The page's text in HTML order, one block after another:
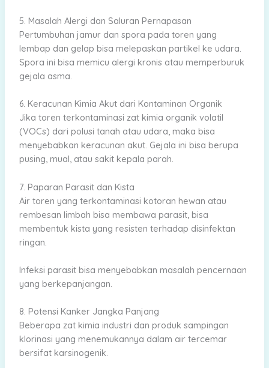
5. Masalah Alergi dan Saluran Pernapasan
Pertumbuhan jamur dan spora pada toren yang
lembap dan gelap bisa melepaskan partikel ke udara.
Spora ini bisa memicu alergi kronis atau memperburuk
gejala asma.
6. Keracunan Kimia Akut dari Kontaminan Organik
Jika toren terkontaminasi zat kimia organik volatil
(VOCs) dari polusi tanah atau udara, maka bisa
menyebabkan keracunan akut. Gejala ini bisa berupa
pusing, mual, atau sakit kepala parah.
7. Paparan Parasit dan Kista
Air toren yang terkontaminasi kotoran hewan atau
rembesan limbah bisa membawa parasit, bisa
membentuk kista yang resisten terhadap disinfektan
ringan.
Infeksi parasit bisa menyebabkan masalah pencernaan
yang berkepanjangan.
8. Potensi Kanker Jangka Panjang
Beberapa zat kimia industri dan produk sampingan
klorinasi yang menemukannya dalam air tercemar
bersifat karsinogenik.